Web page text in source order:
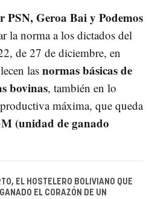
PSN, Geroa Bai y Podemos
la norma a los dictados del
de 27 de diciembre, en
las normas básicas de
bovinas, también en lo
máxima, que queda
(unidad de ganado
EL HOSTELERO BOLIVIANO QUE
EL CORAZÓN DE UN